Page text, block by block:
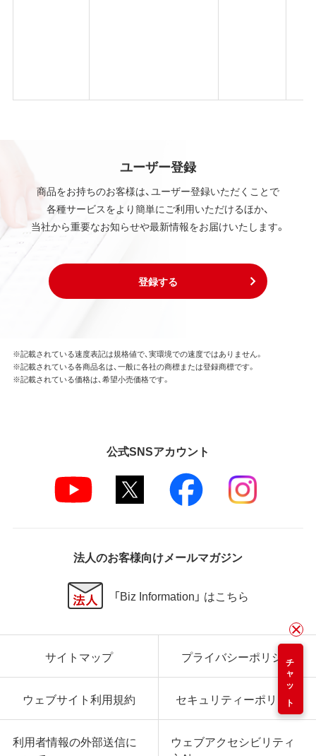
ユーザー登録
商品をお持ちのお客様は、ユーザー登録いただくことで
各種サービスをより簡単にご利用いただけるほか、
当社から重要なお知らせや最新情報をお届けいたします。
登録する
チャット
※記載されている速度表記は規格値で、実環境での速度ではありません。
※記載されている各商品名は、一般に各社の商標または登録商標です。
※記載されている価格は、希望小売価格です。
公式SNSアカウント
法人のお客様向けメールマガジン
「Biz Information」 はこちら
サイトマップ プライバシーポリシー
ウェブサイト利用規約 セキュリティーポリシー
利用者情報の外部送信に
ウェブアクセシビリティ